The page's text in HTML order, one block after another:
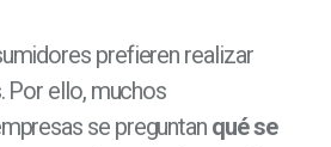
prefieren realizar
Por ello, muchos
se preguntan qué se